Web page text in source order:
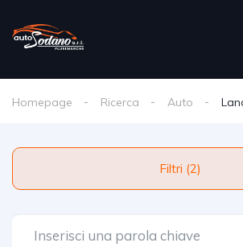
Homepage Ricerca Auto
Filtri (2)